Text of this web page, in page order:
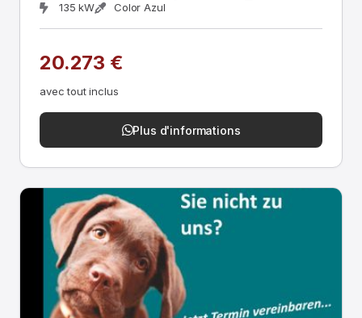
135 kW
Color Azul
20.273 €
avec tout inclus
Plus d'informations